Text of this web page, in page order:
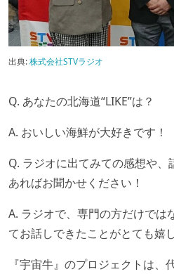
出典:株式会社STVラジオ
Q. あなたの北海道“LIKE”は？
A. おいしい海鮮が大好きです！
Q. ラジオに出てみての感想や
あればお聞かせください！
A. ラジオで、専門の方だけでは
てお話しできたことがとても嬉
『宇宙牛』のプロジェクトは、